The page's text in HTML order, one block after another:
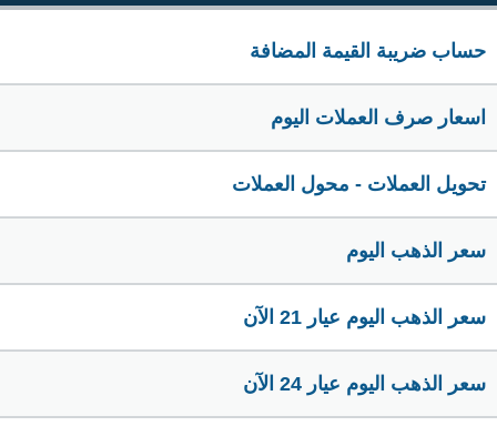
حساب ضريبة القيمة المضافة
اسعار صرف العملات اليوم
تحويل العملات - محول العملات
سعر الذهب اليوم
سعر الذهب اليوم عيار 21 الآن
سعر الذهب اليوم عيار 24 الآن